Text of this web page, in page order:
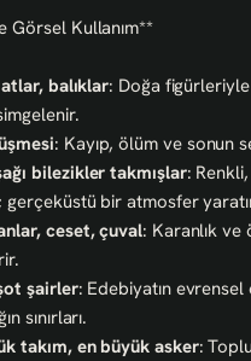
Görsel Kullanım**
balıklar: Doğa figürleriyle
: Kayıp, ölüm ve sonun
bilezikler takmışlar:
gerçeküstü bir atmosfer
ceset, çuval: Karanlık ve
şairler: Edebiyatın evrensel
sınırları.
takım, en büyük asker: